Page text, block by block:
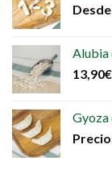
Desde
Alubia
13,90€
Gyoza